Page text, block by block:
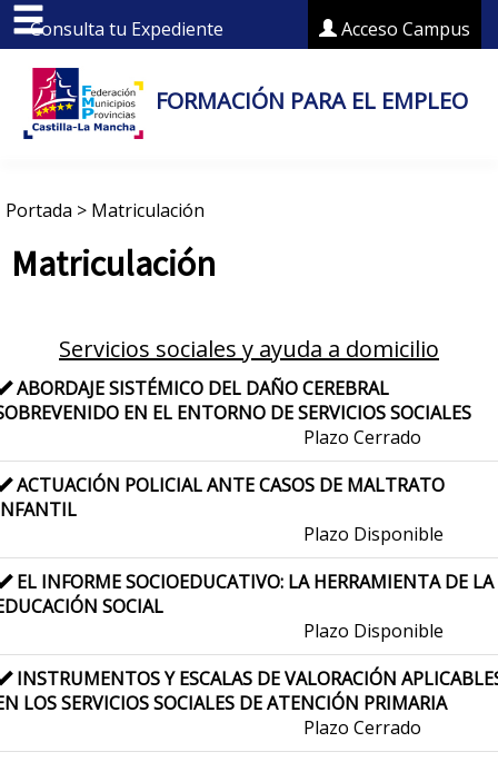
Acceso Campus
Consulta tu Expediente
FORMACIÓN PARA EL EMPLEO
Portada > Matriculación
Matriculación
Servicios sociales y ayuda a domicilio
ABORDAJE SISTÉMICO DEL DAÑO CEREBRAL
EN EL ENTORNO DE SERVICIOS SOCIALES
Plazo Cerrado
ACTUACIÓN POLICIAL ANTE CASOS DE MALTRATO
Plazo Disponible
EL INFORME SOCIOEDUCATIVO: LA HERRAMIENTA DE LA
SOCIAL
Plazo Disponible
INSTRUMENTOS Y ESCALAS DE VALORACIÓN
LOS SERVICIOS SOCIALES DE ATENCIÓN PRIMARIA
Plazo Cerrado